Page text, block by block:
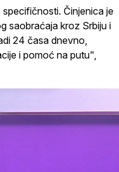
specifičnosti. Činjenica je
saobraćaja kroz Srbiju i
24 časa dnevno,
i pomoć na putu",